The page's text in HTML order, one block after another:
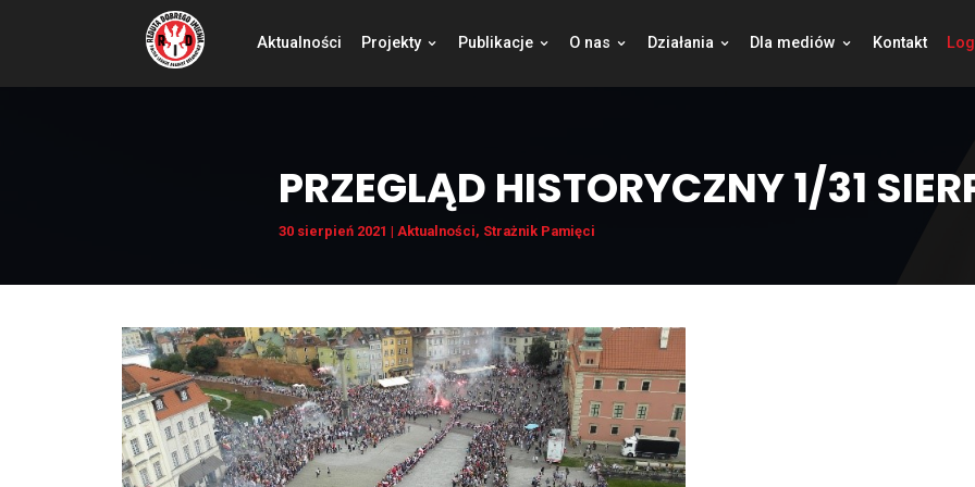
Aktualności Projekty Publikacje O nas Działania
PRZEGLĄD HISTORYCZNY
30 sierpień 2021|Aktualności,Strażnik Pamięci